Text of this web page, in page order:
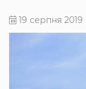
19 серпня 2019